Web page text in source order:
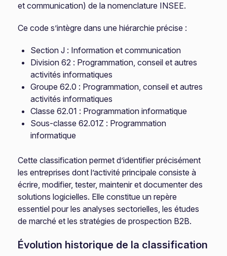
et communication) de la nomenclature INSEE.
Ce code s’intègre dans une hiérarchie précise :
Section J : Information et communication
Division 62 : Programmation, conseil et autres
activités informatiques
Groupe 62.0 : Programmation, conseil et autres
activités informatiques
Classe 62.01 : Programmation informatique
Sous-classe 62.01Z : Programmation
informatique
Cette classification permet d’identifier précisément
les entreprises dont l’activité principale consiste à
écrire, modifier, tester, maintenir et documenter des
solutions logicielles. Elle constitue un repère
essentiel pour les analyses sectorielles, les études
de marché et les stratégies de prospection B2B.
Évolution historique de la classification